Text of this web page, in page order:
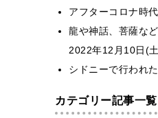
アフターコロナ時
龍や神話、菩薩な
2022年12月10日(
シドニーで行われ
カテゴリー記事一覧